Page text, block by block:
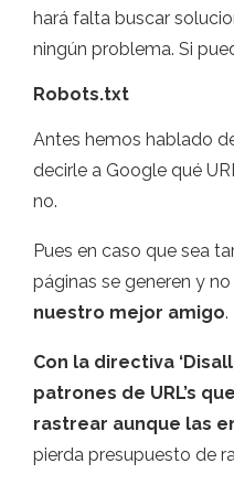
hará falta buscar
ningún problema. Si
Robots.txt
Antes hemos hablado
decirle a Google qué
no.
Pues en caso que sea
páginas se generen y
nuestro mejor amigo.
Con la directiva
patrones de URL’s
rastrear aunque las
pierda presupuesto de